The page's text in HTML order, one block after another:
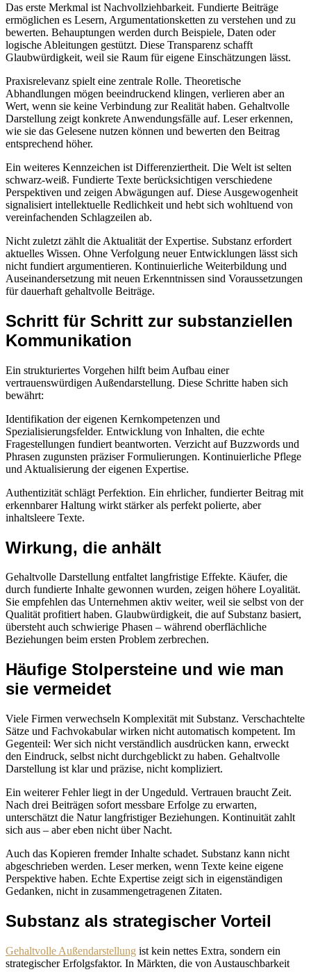
Das erste Merkmal ist Nachvollziehbarkeit. Fundierte Beiträge
ermöglichen es Lesern, Argumentationsketten zu verstehen und zu
bewerten. Behauptungen werden durch Beispiele, Daten oder
logische Ableitungen gestützt. Diese Transparenz schafft
Glaubwürdigkeit, weil sie Raum für eigene Einschätzungen lässt.
Praxisrelevanz spielt eine zentrale Rolle. Theoretische
Abhandlungen mögen beeindruckend klingen, verlieren aber an
Wert, wenn sie keine Verbindung zur Realität haben. Gehaltvolle
Darstellung zeigt konkrete Anwendungsfälle auf. Leser erkennen,
wie sie das Gelesene nutzen können und bewerten den Beitrag
entsprechend höher.
Ein weiteres Kennzeichen ist Differenziertheit. Die Welt ist selten
schwarz-weiß. Fundierte Texte berücksichtigen verschiedene
Perspektiven und zeigen Abwägungen auf. Diese Ausgewogenheit
signalisiert intellektuelle Redlichkeit und hebt sich wohltuend von
vereinfachenden Schlagzeilen ab.
Nicht zuletzt zählt die Aktualität der Expertise. Substanz erfordert
aktuelles Wissen. Ohne Verfolgung neuer Entwicklungen lässt sich
nicht fundiert argumentieren. Kontinuierliche Weiterbildung und
Auseinandersetzung mit neuen Erkenntnissen sind Voraussetzungen
für dauerhaft gehaltvolle Beiträge.
Schritt für Schritt zur substanziellen
Kommunikation
Ein strukturiertes Vorgehen hilft beim Aufbau einer
vertrauenswürdigen Außendarstellung. Diese Schritte haben sich
bewährt:
Identifikation der eigenen Kernkompetenzen und
Spezialisierungsfelder. Entwicklung von Inhalten, die echte
Fragestellungen fundiert beantworten. Verzicht auf Buzzwords und
Phrasen zugunsten präziser Formulierungen. Kontinuierliche Pflege
und Aktualisierung der eigenen Expertise.
Authentizität schlägt Perfektion. Ein ehrlicher, fundierter Beitrag mit
erkennbarer Haltung wirkt stärker als perfekt polierte, aber
inhaltsleere Texte.
Wirkung, die anhält
Gehaltvolle Darstellung entfaltet langfristige Effekte. Käufer, die
durch fundierte Inhalte gewonnen wurden, zeigen höhere Loyalität.
Sie empfehlen das Unternehmen aktiv weiter, weil sie selbst von der
Qualität profitiert haben. Glaubwürdigkeit, die auf Substanz basiert,
übersteht auch schwierige Phasen – während oberflächliche
Beziehungen beim ersten Problem zerbrechen.
Häufige Stolpersteine und wie man
sie vermeidet
Viele Firmen verwechseln Komplexität mit Substanz. Verschachtelte
Sätze und Fachvokabular wirken nicht automatisch kompetent. Im
Gegenteil: Wer sich nicht verständlich ausdrücken kann, erweckt
den Eindruck, selbst nicht durchgeblickt zu haben. Gehaltvolle
Darstellung ist klar und präzise, nicht kompliziert.
Ein weiterer Fehler liegt in der Ungeduld. Vertrauen braucht Zeit.
Nach drei Beiträgen sofort messbare Erfolge zu erwarten,
unterschätzt die Natur langfristiger Beziehungen. Kontinuität zahlt
sich aus – aber eben nicht über Nacht.
Auch das Kopieren fremder Inhalte schadet. Substanz kann nicht
abgeschrieben werden. Leser merken, wenn Texte keine eigene
Perspektive haben. Echte Expertise zeigt sich in eigenständigen
Gedanken, nicht in zusammengetragenen Zitaten.
Substanz als strategischer Vorteil
Gehaltvolle Außendarstellung ist kein nettes Extra, sondern ein
strategischer Erfolgsfaktor. In Märkten, die von Austauschbarkeit